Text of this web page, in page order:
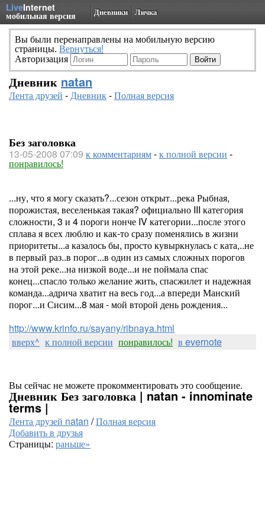
LiveInternet
мобильная версия Дневники Личка
Вы были перенаправлены на мобильную версию
страницы. Вернуться!
Авторизация
Дневник natan
Лента друзей -Дневник-Полная версия
Без заголовка
13-05-2008 07:09 к комментариям-к полной версии -
понравилось!
...ну, что я могу сказать?...сезон открыт...река Рыбная,
порожистая, веселенькая такая? официально III категория
сложности, 3 и 4 пороги нонче IV категории...после этого
сплава я всех люблю и как-то сразу поменялись в жизни
приоритеты...а казалось бы, просто кувыркнулась с ката,..не
в первый раз..в порог...в один из самых сложных порогов
на этой реке...на низкой воде...и не поймала спас
конец...спасло только желание жить, спасжилет и надежная
команда...адрича хватит на весь год...а впереди Манский
порог...и Сисим...8 мая - мой второй день рождения...
http://www.krinfo.ru/sayany/ribnaya.html
вверх^ к полной версии понравилось! в evernote
Вы сейчас не можете прокомментировать это сообщение.
Дневник Без заголовка | natan - innominate
terms |
Лента друзей natan /Полная версия
Добавить в друзья
Страницы: раньше»